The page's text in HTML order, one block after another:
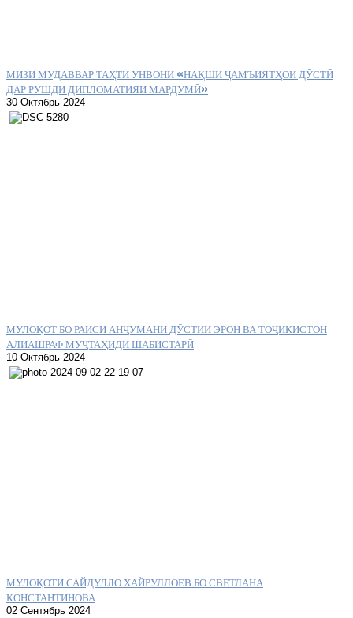
МИЗИ МУДАВВАР ТАҲТИ УНВОНИ «НАҚШИ ҶАМЪИЯТҲОИ ДӮСТӢ
ДАР РУШДИ ДИПЛОМАТИЯИ МАРДУМӢ»
30 Октябрь 2024
МУЛОҚОТ БО РАИСИ АНҶУМАНИ ДӮСТИИ ЭРОН ВА ТОҶИКИСТОН
АЛИАШРАФ МУҶТАҲИДИ ШАБИСТАРӢ
10 Октябрь 2024
МУЛОҚОТИ САЙДУЛЛО ХАЙРУЛЛОЕВ БО СВЕТЛАНА
КОНСТАНТИНОВА
02 Сентябрь 2024